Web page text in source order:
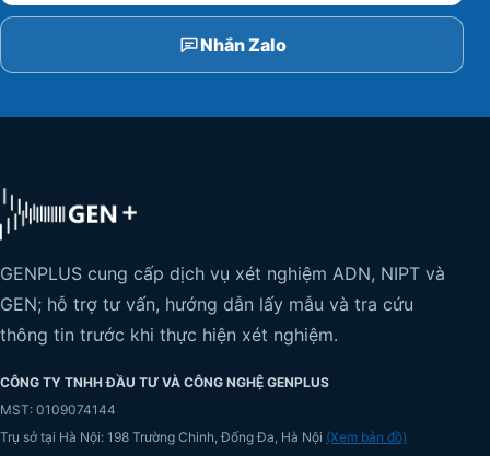
Nhắn Zalo
GENPLUS cung cấp dịch vụ xét nghiệm ADN, NIPT và
GEN; hỗ trợ tư vấn, hướng dẫn lấy mẫu và tra cứu
thông tin trước khi thực hiện xét nghiệm.
CÔNG TY TNHH ĐẦU TƯ VÀ CÔNG NGHỆ GENPLUS
MST: 0109074144
Trụ sở tại Hà Nội: 198 Trường Chinh, Đống Đa, Hà Nội (Xem bản đồ)